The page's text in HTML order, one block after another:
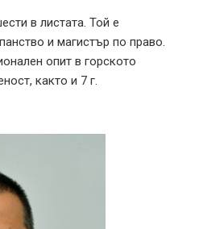
в листата. Той е
и магистър по право.
опит в горското
както и 7 г.